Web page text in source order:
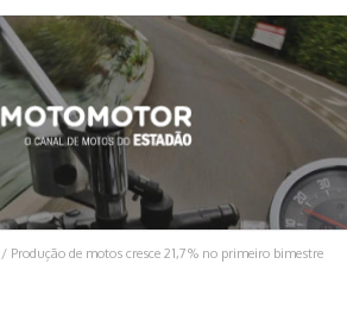
/ Produção de motos cresce 21,7% no primeiro bimestre